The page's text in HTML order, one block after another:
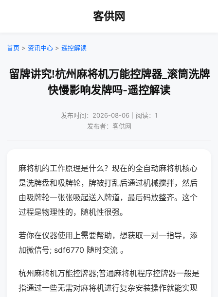
客供网
首页 > 资讯中心 > 遥控解读
留牌讲究!杭州麻将机万能控牌器_滚筒洗牌
快慢影响发牌吗-遥控解读
发布时间：2026-08-06｜阅读：1
发布者：客供网
麻将机的工作原理是什么？现在的全自动麻将机核心
是洗牌盘和吸牌轮，牌被打乱后通过机械搅拌，然后
由吸牌轮一张张吸起送入牌道，最后码放整齐。这个
过程是物理性的，随机性很强。
若你在仪器使用上需要帮助，想获取一对一指导，添
加微信号; sdf6770 随时交流 。
杭州麻将机万能控牌器;普通麻将机程序控牌器一般是
指通过一些无需对麻将机进行复杂安装操作就能实现